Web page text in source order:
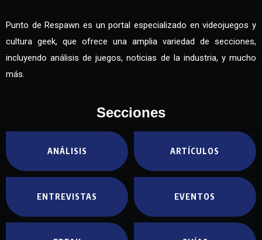
Punto de Respawn es un portal especializado en videojuegos y
cultura geek, que ofrece una amplia variedad de secciones,
incluyendo análisis de juegos, noticias de la industria, y mucho
más.
Secciones
ANÁLISIS ARTÍCULOS
ENTREVISTAS EVENTOS